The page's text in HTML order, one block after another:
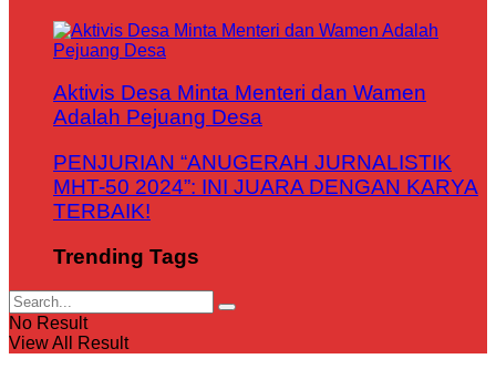
Aktivis Desa Minta Menteri dan Wamen
Adalah Pejuang Desa
PENJURIAN “ANUGERAH JURNALISTIK
MHT-50 2024”: INI JUARA DENGAN KARYA
TERBAIK!
Trending Tags
No Result
View All Result